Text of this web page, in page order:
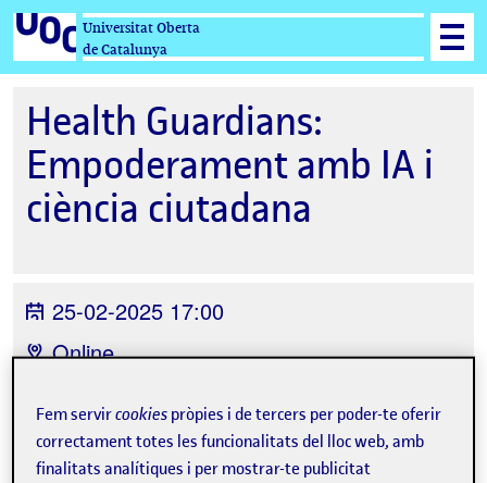
Universitat Oberta
de Catalunya
Health Guardians:
Empoderament amb IA i
ciència ciutadana
25-02-2025 17:00
Online
Multimèdia i Telecomunicació (UOC)
Fem servircookies pròpies i de tercers per poder-te oferir
correctament totes les funcionalitats del lloc web, amb
finalitats analítiques i per mostrar-te publicitat